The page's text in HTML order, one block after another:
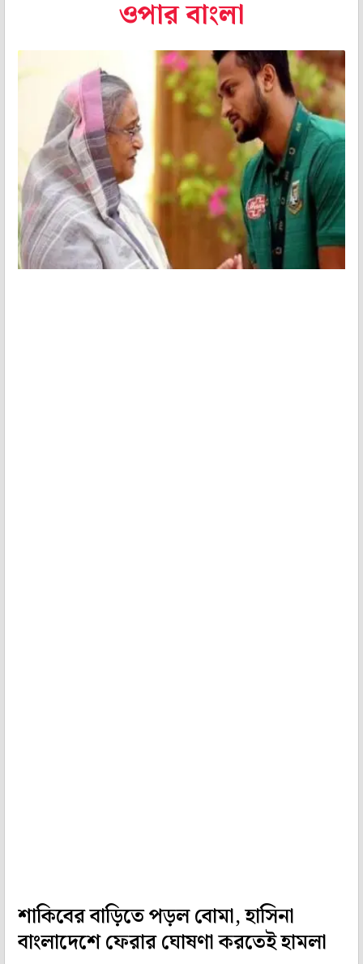
ওপার বাংলা
শাকিবের বাড়িতে পড়ল বোমা, হাসিনা
বাংলাদেশে ফেরার ঘোষণা করতেই হামলা